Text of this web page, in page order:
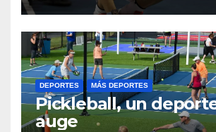
DEPORTES MÁS DEPORTES
Pickleball, un
auge